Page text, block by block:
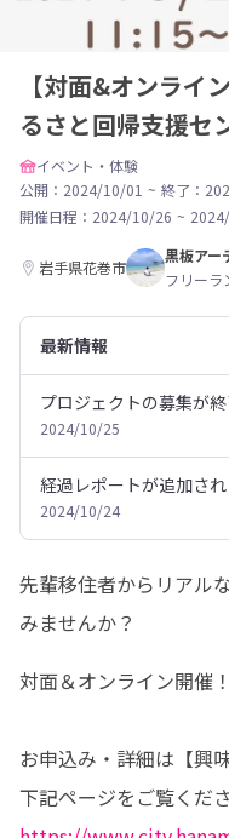
【対面&オンライ
るさと回帰支援セ
イベント・体験
公開：2024/10/01 ~ 終了：
開催日程： 2024/10/26 ~
岩手県花巻市
黒板ア
フリーラ
最新情報
プロジェクトの募集が終
2024/10/25
経過レポートが追加さ
2024/10/24
先輩移住者からリアル
みませんか？
対面＆オンライン開催
お申込み・詳細は【興